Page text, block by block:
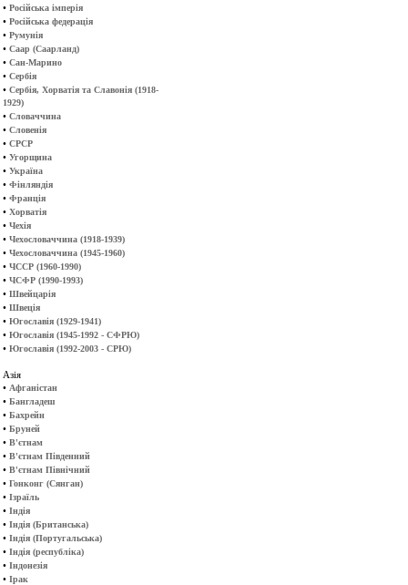
• Російська імперія
• Російська федерація
• Румунія
• Саар (Саарланд)
• Сан-Марино
• Сербія
• Сербія, Хорватія та Славонія (1918-
1929)
• Словаччина
• Словенія
• СРСР
• Угорщина
• Україна
• Фінляндія
• Франція
• Хорватія
• Чехія
• Чехословаччина (1918-1939)
• Чехословаччина (1945-1960)
• ЧССР (1960-1990)
• ЧСФР (1990-1993)
• Швейцарія
• Швеція
• Югославія (1929-1941)
• Югославія (1945-1992 - СФРЮ)
• Югославія (1992-2003 - СРЮ)
Азія
• Афганістан
• Бангладеш
• Бахрейн
• Бруней
• В'єтнам
• В'єтнам Південний
• В'єтнам Північний
• Гонконг (Сянган)
• Ізраїль
• Індія
• Індія (Британська)
• Індія (Португальська)
• Індія (республіка)
• Індонезія
• Ірак